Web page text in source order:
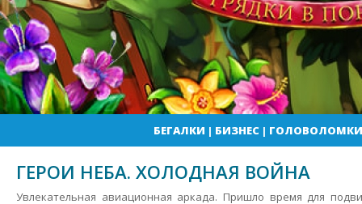
БЕГАЛКИ | БИЗНЕС| ГОЛОВОЛОМКИ
ГЕРОИ НЕБА. ХОЛОДНАЯ ВОЙНА
Увлекательная авиационная аркада. Пришло время для